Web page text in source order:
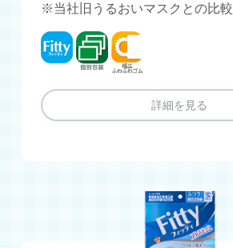
※当社旧うるおいマスクとの比較
フィッティ個別包装
詳細を見る